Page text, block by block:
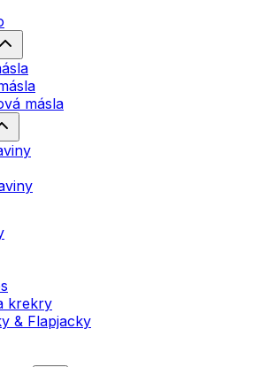
másla
krekry
& Flapjacky